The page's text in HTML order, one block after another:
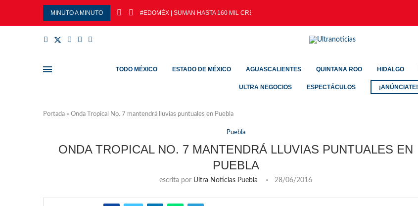
MINUTO A MINUTO #EDOMÉX | SUMAN HASTA 160 MIL CREDENCIALES EXPEDIDAS...
TODO MÉXICO ESTADO DE MÉXICO AGUASCALIENTES QUINTANA ROO HIDALGO
ULTRA NEGOCIOS ESPECTÁCULOS ¡ANÚNCIATE!
Portada » Onda Tropical No. 7 mantendrá lluvias puntuales en Puebla
Puebla
ONDA TROPICAL NO. 7 MANTENDRÁ LLUVIAS PUNTUALES EN
PUEBLA
escrita por Ultra Noticias Puebla 28/06/2016